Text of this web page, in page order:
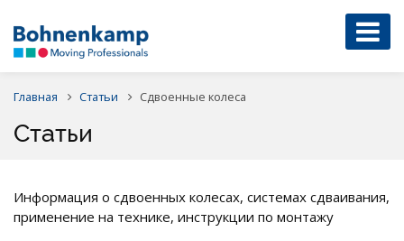
Главная Статьи Сдвоенные колеса
Статьи
Информация о сдвоенных колесах, системах сдваивания,
применение на технике, инструкции по монтажу